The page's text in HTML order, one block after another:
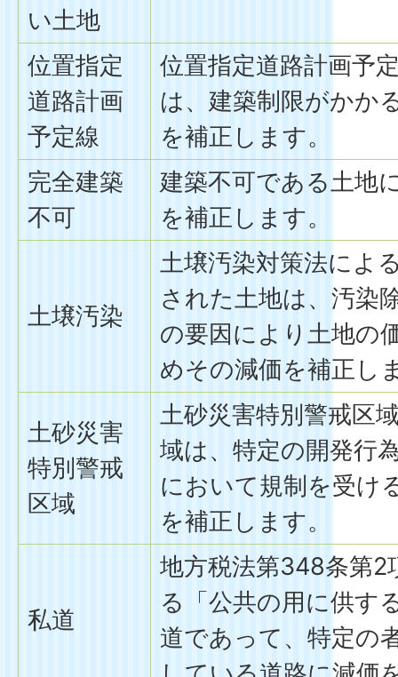
い土地
位置指定
道路計画
予定線
位置指定道路計画予
は、建築制限がかか
を補正します。
完全建築
不可
建築不可である土地
を補正します。
土壌汚染
土壌汚染対策法によ
された土地は、汚染
の要因により土地の
めその減価を補正し
土砂災害
特別警戒
区域
土砂災害特別警戒区
域は、特定の開発行
において規制を受け
を補正します。
私道
地方税法第348条第2
る「公共の用に供す
道であって、特定の